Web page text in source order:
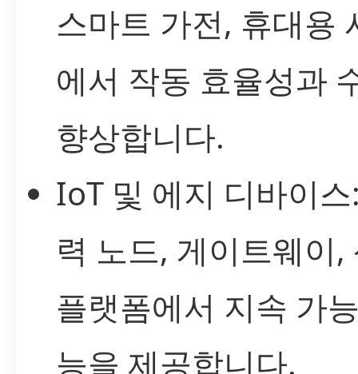
스마트 가전, 휴대용
에서 작동 효율성과
향상합니다.
IoT 및 에지 디바이
력 노드, 게이트웨이,
플랫폼에서 지속 가
능을 제공합니다.